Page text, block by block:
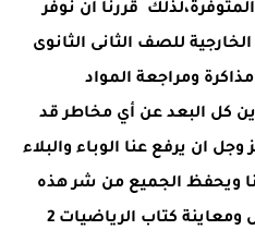
المتوفرة،لذلك قررنا ان نوفر
للصف الثانى الثانوى
ومراجعة المواد
كل البعد عن أي مخاطر قد
ان يرفع عنا الوباء والبلاء
ويحفظ الجميع من شر هذه
الجائحة، وتجدون رابط تحميل ومعاينة كتاب الرياضيات 2